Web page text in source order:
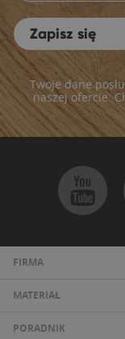
Zapisz się
Twoje dane
naszej ofercie.
FIRMA
MATERIAŁ
PORADNIK